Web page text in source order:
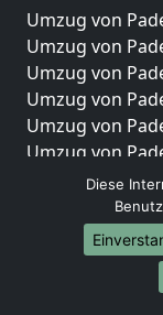
Umzug von
Umzug von
Umzug von
Umzug von
Umzug von
Umzug von
Umzug von
Umzug von
Umzug von
Umzug von
Umzug von
Diese